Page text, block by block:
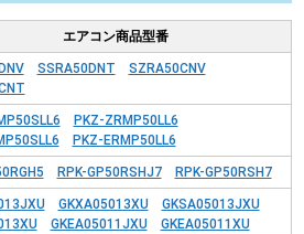
エアコン商品型番
SSRA50DNT
SZRA50CNV
PKZ-ZRMP50LL6
PKZ-ERMP50LL6
RPK-GP50RSHJ7 RPK-GP50RSH7
GKXA05013XU
GKSA05013JXU
GKEA05011JXU GKEA05011XU